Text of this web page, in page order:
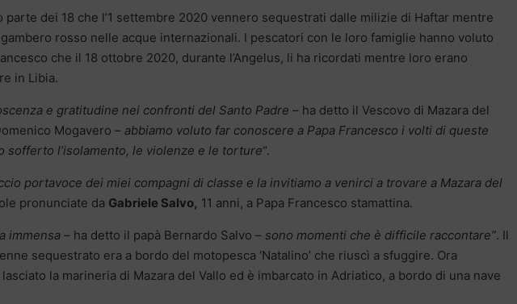
parte dei 18 che l’1 settembre 2020 vennero sequestrati dalle milizie di Haftar mentre
rosso nelle acque internazionali. I pescatori con le loro famiglie hanno voluto
che il 18 ottobre 2020, durante l’Angelus, li ha ricordati mentre loro erano
in Libia.
e gratitudine nei confronti del Santo Padre – ha detto il Vescovo di Mazara del
Mogavero – abbiamo voluto far conoscere a Papa Francesco i volti di queste
sofferto l’isolamento, le violenze e le torture“.
portavoce dei miei compagni di classe e la invitiamo a venirci a trovare a Mazara del
pronunciate da Gabriele Salvo, 11 anni, a Papa Francesco stamattina.
immensa – ha detto il papà Bernardo Salvo – sono momenti che è difficile raccontare”. Il
sequestrato era a bordo del motopesca ‘Natalino’ che riuscì a sfuggire. Ora
la marineria di Mazara del Vallo ed è imbarcato in Adriatico, a bordo di una nave